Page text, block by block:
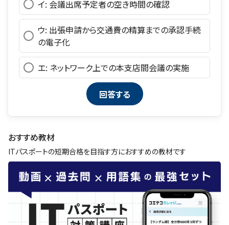
イ: 会議出席予定者の空き時間の確認
ウ: 出張申請から交通費の精算までの承認手続
の電子化
エ: ネットワーク上での本支店間会議の実施
おすすめ教材
ITパスポートの短期合格を目指す方におすすめの教材です